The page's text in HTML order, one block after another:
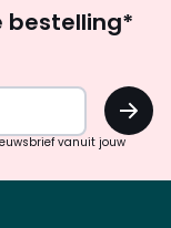
bestelling*
OK
vanuit jouw